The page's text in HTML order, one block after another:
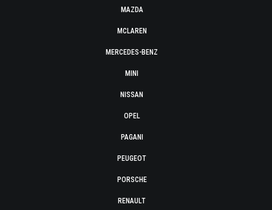
MAZDA
MCLAREN
MERCEDES-BENZ
MINI
NISSAN
OPEL
PAGANI
PEUGEOT
PORSCHE
RENAULT